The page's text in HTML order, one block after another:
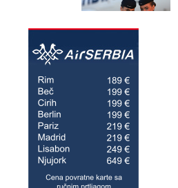
Air Serbia ponovo leti